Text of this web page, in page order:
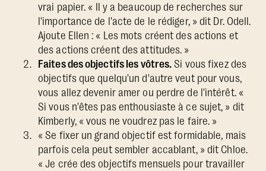
vrai papier. « Il y a beaucoup de recherches sur
l'importance de l'acte de le rédiger, » dit Dr. Odell.
Ajoute Ellen : « Les mots créent des actions et
des actions créent des attitudes. »
Faites des objectifs les vôtres. Si vous fixez des
objectifs que quelqu'un d'autre veut pour vous,
vous allez devenir amer ou perdre de l'intérêt. «
Si vous n'êtes pas enthousiaste à ce sujet, » dit
Kimberly, « vous ne voudrez pas le faire. »
« Se fixer un grand objectif est formidable, mais
parfois cela peut sembler accablant, » dit Chloe.
« Je crée des objectifs mensuels pour travailler